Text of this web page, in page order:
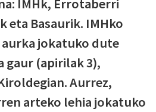
IMHk, Errotaberri
eta Basaurik. IMHko
aurka jokatuko dute
gaur (apirilak 3),
Aurrez,
arteko lehia jokatuko